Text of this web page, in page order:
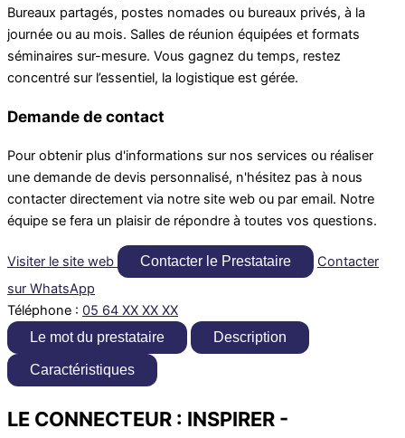
Bureaux partagés, postes nomades ou bureaux privés, à la
journée ou au mois. Salles de réunion équipées et formats
séminaires sur-mesure. Vous gagnez du temps, restez
concentré sur l’essentiel, la logistique est gérée.
Demande de contact
Pour obtenir plus d'informations sur nos services ou réaliser
une demande de devis personnalisé, n'hésitez pas à nous
contacter directement via notre site web ou par email. Notre
équipe se fera un plaisir de répondre à toutes vos questions.
Visiter le site web Contacter le Prestataire
Contacter
sur WhatsApp
Téléphone : 05 64 XX XX XX
Le mot du prestataire Description
Caractéristiques
LE CONNECTEUR : INSPIRER -